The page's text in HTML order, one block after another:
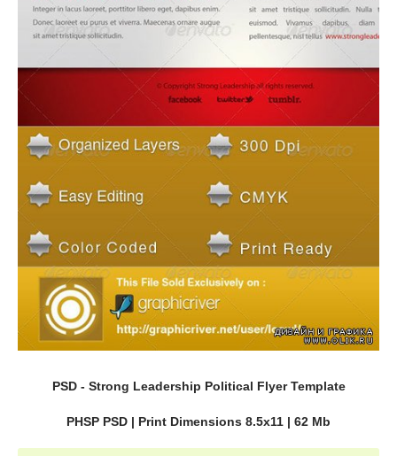
PSD - Strong Leadership Political Flyer Template
PHSP PSD | Print Dimensions 8.5x11 | 62 Mb